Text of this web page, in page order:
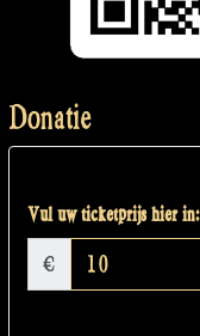
Donatie
Vul uw ticketprijs hier in:
€